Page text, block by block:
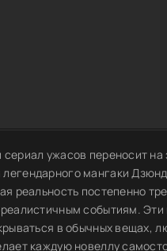
ужасов переносит
мангаки
реальность постепенно
событиям. Эти
в обычных вещах,
каждую новеллу